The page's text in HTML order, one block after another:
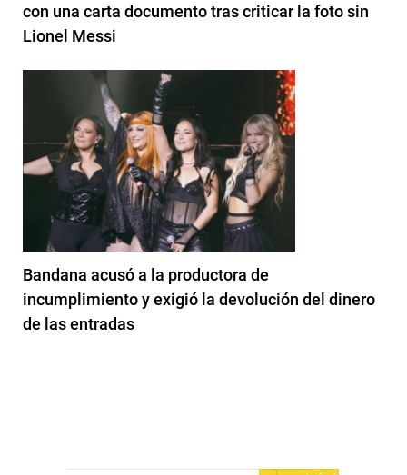
con una carta documento tras criticar la foto sin
Lionel Messi
Bandana acusó a la productora de
incumplimiento y exigió la devolución del dinero
de las entradas